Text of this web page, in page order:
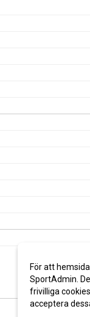
För att
SportAdmin.
frivilliga
acceptera